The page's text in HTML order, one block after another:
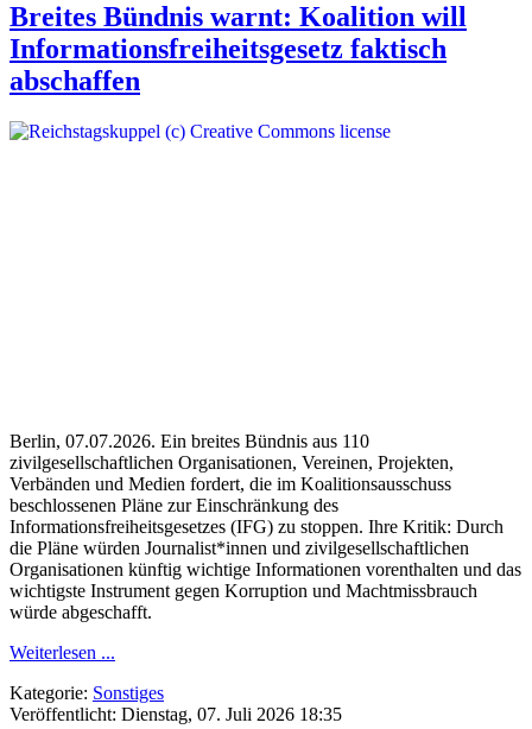
Breites Bündnis warnt: Koalition will
Informationsfreiheitsgesetz faktisch
abschaffen
Berlin, 07.07.2026. Ein breites Bündnis aus 110
zivilgesellschaftlichen Organisationen, Vereinen, Projekten,
Verbänden und Medien fordert, die im Koalitionsausschuss
beschlossenen Pläne zur Einschränkung des
Informationsfreiheitsgesetzes (IFG) zu stoppen. Ihre Kritik: Durch
die Pläne würden Journalist*innen und zivilgesellschaftlichen
Organisationen künftig wichtige Informationen vorenthalten und das
wichtigste Instrument gegen Korruption und Machtmissbrauch
würde abgeschafft.
Weiterlesen ...
Kategorie: Sonstiges
Veröffentlicht: Dienstag, 07. Juli 2026 18:35